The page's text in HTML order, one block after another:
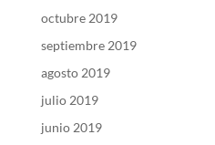
octubre 2019
septiembre 2019
agosto 2019
julio 2019
junio 2019